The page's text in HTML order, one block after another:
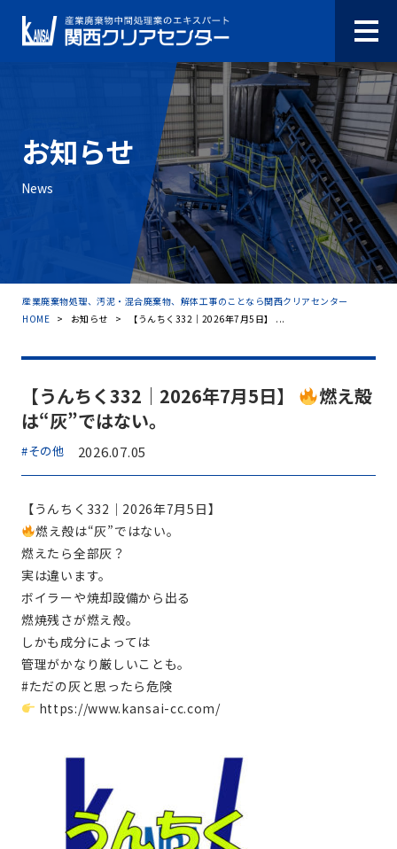
お知らせ
News
産業廃棄物処理、汚泥・混合廃棄物、解体工事のことなら関西クリアセンター
HOME > お知らせ > 【うんちく332｜2026年7月5日】 ...
【うんちく332｜2026年7月5日】
燃え殻
は“灰”ではない。
#その他 2026.07.05
【うんちく332｜2026年7月5日】
燃え殻は“灰”ではない。
燃えたら全部灰？
実は違います。
ボイラーや焼却設備から出る
燃焼残さが燃え殻。
しかも成分によっては
管理がかなり厳しいことも。
#ただの灰と思ったら危険
https://www.kansai-cc.com/